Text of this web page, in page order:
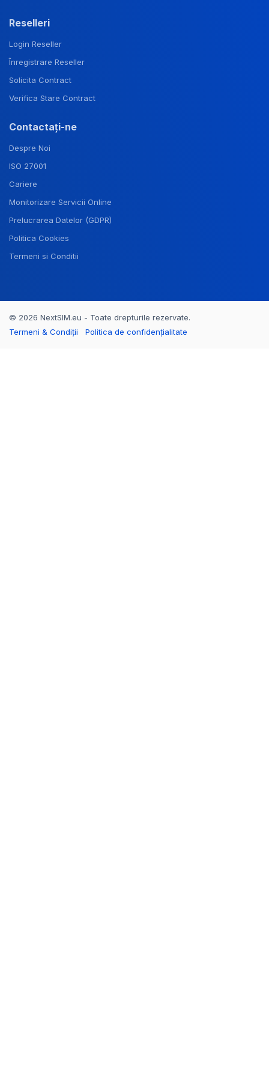
Reselleri
Login Reseller
Înregistrare Reseller
Solicita Contract
Verifica Stare Contract
Contactați-ne
Despre Noi
ISO 27001
Cariere
Monitorizare Servicii Online
Prelucrarea Datelor (GDPR)
Politica Cookies
Termeni si Conditii
© 2026 NextSIM.eu - Toate drepturile rezervate.
Termeni & Condiții
Politica de confidențialitate